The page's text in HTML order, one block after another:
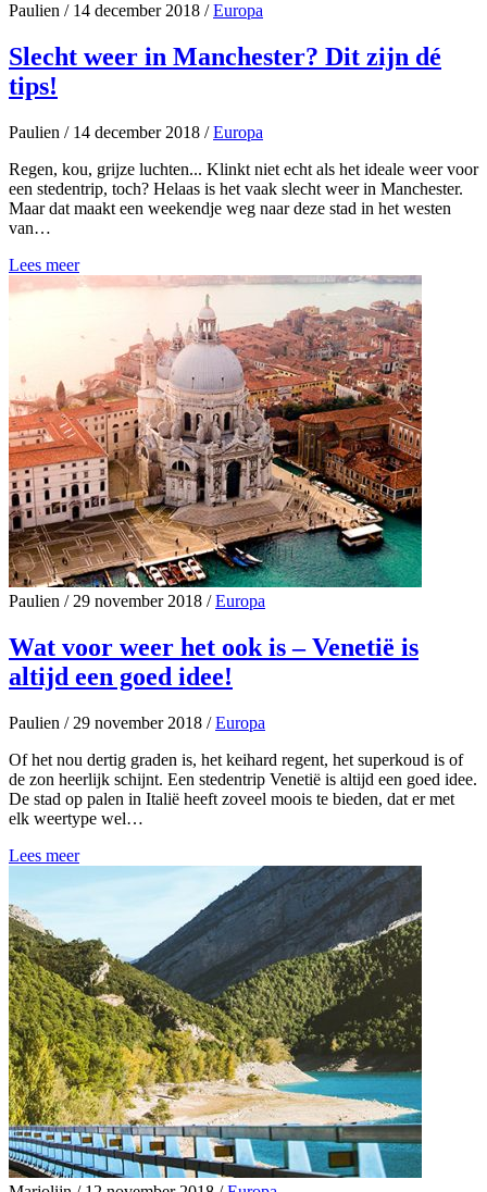
Paulien /14 december 2018 / Europa
Slecht weer in Manchester? Dit zijn dé
tips!
Paulien /14 december 2018 / Europa
Regen, kou, grijze luchten... Klinkt niet echt als het ideale weer voor
een stedentrip, toch? Helaas is het vaak slecht weer in Manchester.
Maar dat maakt een weekendje weg naar deze stad in het westen
van…
Lees meer
Paulien /29 november 2018 / Europa
Wat voor weer het ook is – Venetië is
altijd een goed idee!
Paulien /29 november 2018 / Europa
Of het nou dertig graden is, het keihard regent, het superkoud is of
de zon heerlijk schijnt. Een stedentrip Venetië is altijd een goed idee.
De stad op palen in Italië heeft zoveel moois te bieden, dat er met
elk weertype wel…
Lees meer